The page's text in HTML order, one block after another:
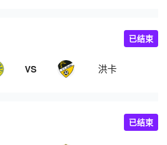
VS 洪卡
已结束
已结束